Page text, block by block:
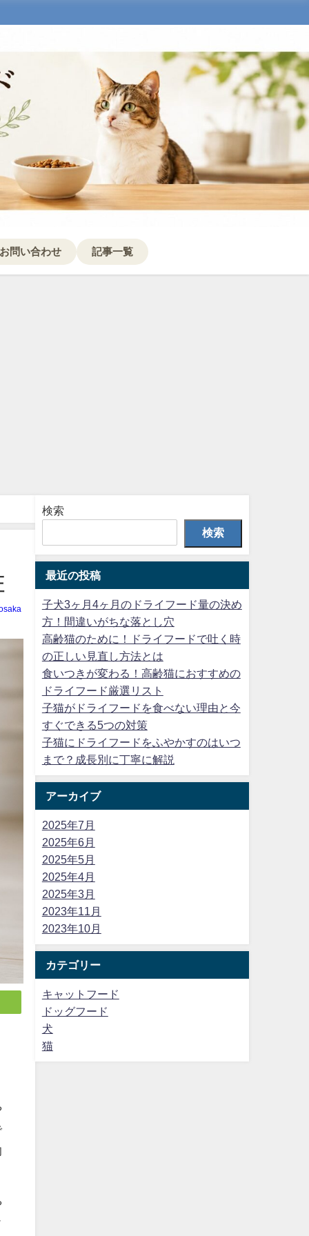
お問い合わせ 記事一覧
検索
検索
最近の投稿
子犬3ヶ月4ヶ月のドライフード量の決め
方！間違いがちな落とし穴
高齢猫のために！ドライフードで吐く時
の正しい見直し方法とは
食いつきが変わる！高齢猫におすすめの
ドライフード厳選リスト
子猫がドライフードを食べない理由と今
すぐできる5つの対策
子猫にドライフードをふやかすのはいつ
まで？成長別に丁寧に解説
アーカイブ
2025年7月
2025年6月
2025年5月
2025年4月
2025年3月
2023年11月
2023年10月
カテゴリー
キャットフード
ドッグフード
犬
猫